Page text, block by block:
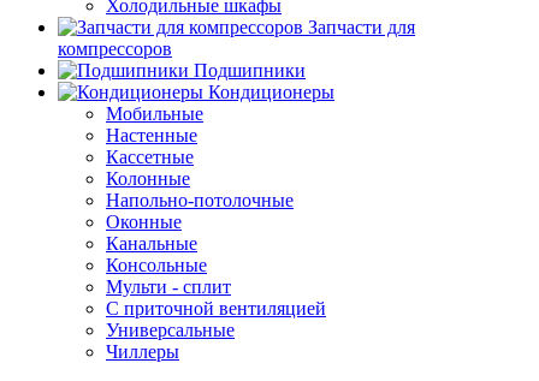
Холодильные шкафы
Запчасти для
компрессоров
Подшипники
Кондиционеры
Мобильные
Настенные
Кассетные
Колонные
Напольно-потолочные
Оконные
Канальные
Консольные
Мульти - сплит
С приточной вентиляцией
Универсальные
Чиллеры